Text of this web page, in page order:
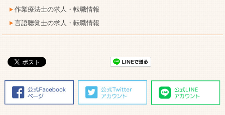
作業療法士の求人・転職情報
言語聴覚士の求人・転職情報